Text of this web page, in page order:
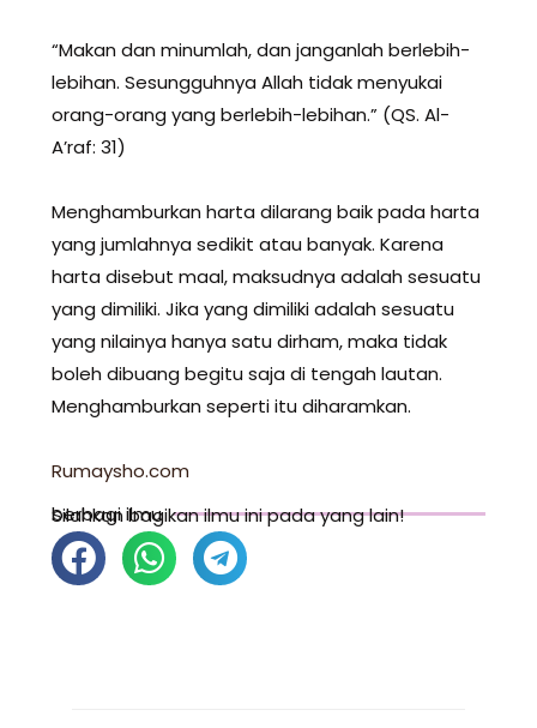
“Makan dan minumlah, dan janganlah berlebih-
lebihan. Sesungguhnya Allah tidak menyukai
orang-orang yang berlebih-lebihan.” (QS. Al-
A’raf: 31)
Menghamburkan harta dilarang baik pada harta
yang jumlahnya sedikit atau banyak. Karena
harta disebut maal, maksudnya adalah sesuatu
yang dimiliki. Jika yang dimiliki adalah sesuatu
yang nilainya hanya satu dirham, maka tidak
boleh dibuang begitu saja di tengah lautan.
Menghamburkan seperti itu diharamkan.
Rumaysho.com
berbagi ilmu
Silahkan bagikan ilmu ini pada yang lain!